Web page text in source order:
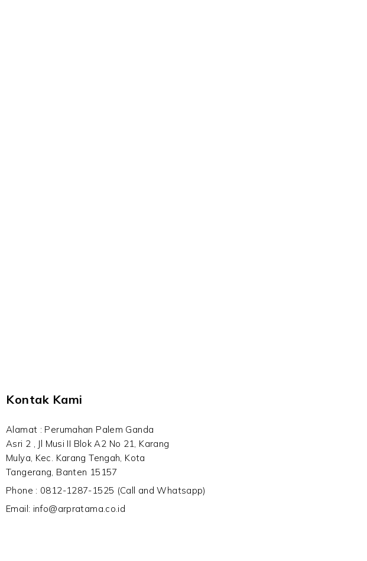
Kontak Kami
Alamat : Perumahan Palem Ganda
Asri 2 , Jl Musi II Blok A2 No 21, Karang
Mulya, Kec. Karang Tengah, Kota
Tangerang, Banten 15157
Phone : 0812-1287-1525 (Call and Whatsapp)
Email: info@arpratama.co.id